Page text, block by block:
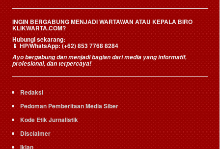
INGIN BERGABUNG MENJADI WARTAWAN ATAU KEPALA BIRO
KLIKWARTA.COM?
Hubungi sekarang:
📱HP/WhatsApp:(+62) 853 7768 8284
Ayo bergabung dan menjadi bagian dari media yang informatif,
profesional, dan terpercaya!
Redaksi
Pedoman Pemberitaan Media Siber
Kode Etik Jurnalistik
Disclaimer
Iklan